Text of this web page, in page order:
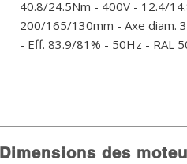
40.8/24.5Nm - 400V - 12.4/
200/165/130mm - Axe diam.
- Eff. 83.9/81% - 50Hz - RAL
Dimensions des